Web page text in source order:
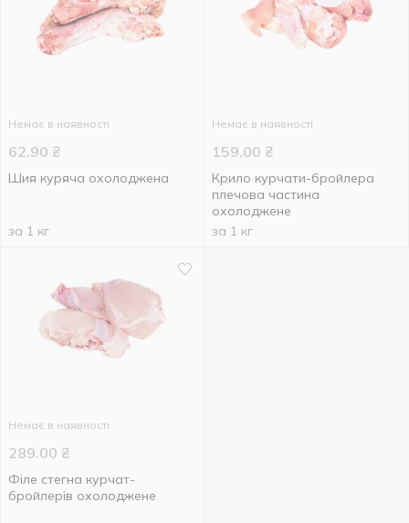
Немає в наявності
62.90 ₴
Шия куряча охолоджена
за 1 кг
Немає в наявності
159.00 ₴
Крило курчати-бройлера
плечова частина
охолоджене
за 1 кг
Немає в наявності
289.00 ₴
Філе стегна курчат-
бройлерів охолоджене